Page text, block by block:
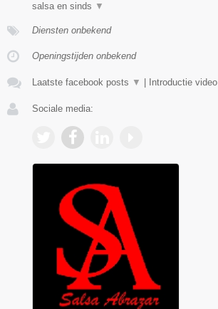
salsa en sinds ▼
Diensten onbekend
Openingstijden onbekend
Laatste facebook posts ▼ Introductie video
Sociale media: